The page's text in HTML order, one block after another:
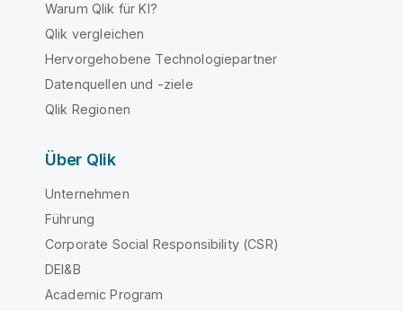
Warum Qlik für KI?
Qlik vergleichen
Hervorgehobene Technologiepartner
Datenquellen und -ziele
Qlik Regionen
Über Qlik
Unternehmen
Führung
Corporate Social Responsibility (CSR)
DEI&B
Academic Program